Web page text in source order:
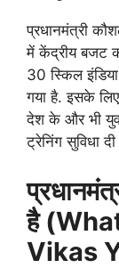
प्रधानमंत्री
में केंद्रीय बजट
30 स्किल
गया है. इसके लिए
देश के और भी
ट्रेनिंग सुविधा दी
है
Vikas